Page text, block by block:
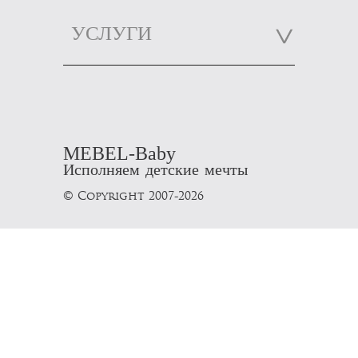
УСЛУГИ
MEBEL-Baby
Исполняем детские мечты
© Copyright 2007-2026